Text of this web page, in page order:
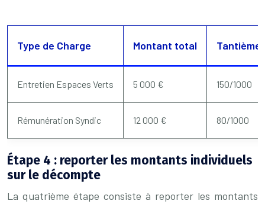
Type de Charge Montant total
Entretien Espaces Verts 5 000 € 150/1000
Rémunération Syndic 12 000 € 80/1000
Étape 4 : reporter les montants individuels
sur le décompte
La quatrième étape consiste à reporter les montants